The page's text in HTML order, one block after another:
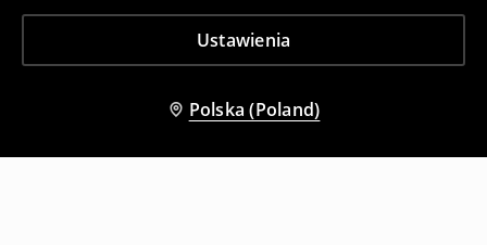
Ustawienia
Polska (Poland)